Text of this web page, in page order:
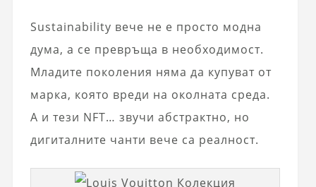
Sustainability вече не е просто модна
дума, а се превръща в необходимост.
Младите поколения няма да купуват от
марка, която вреди на околната среда.
А и тези NFT… звучи абстрактно, но
дигиталните чанти вече са реалност.